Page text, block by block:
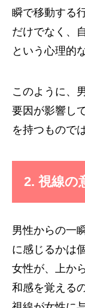
瞬で移動する
だけでなく、
という心理的
このように、
要因が影響し
を持つもので
2. 視線の
男性からの一
に感じるかは
女性が、上か
和感を覚える